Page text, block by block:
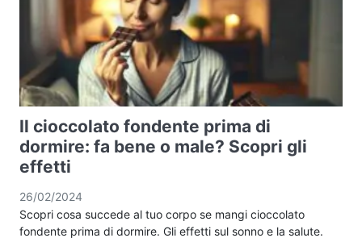
Il cioccolato fondente prima di
dormire: fa bene o male? Scopri gli
effetti
26/02/2024
Scopri cosa succede al tuo corpo se mangi cioccolato
fondente prima di dormire. Gli effetti sul sonno e la salute.